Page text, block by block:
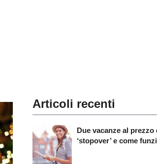
Articoli recenti
Due vacanze al prezzo
‘stopover’ e come